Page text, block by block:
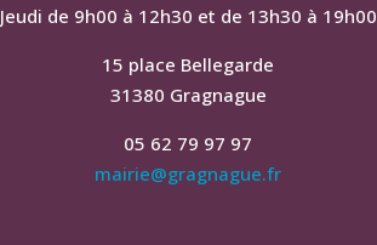
Jeudi de 9h00 à 12h30 et de 13h30 à 19h00
15 place Bellegarde
31380 Gragnague
05 62 79 97 97
mairie@gragnague.fr